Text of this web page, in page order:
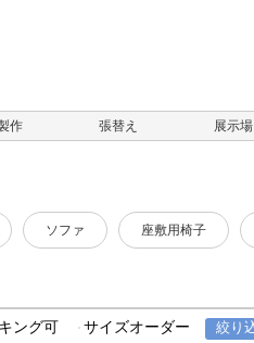
作 張替え 展示場
ソファ 座敷用椅子
ング可 サイズオーダー